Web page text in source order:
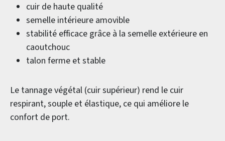
cuir de haute qualité
semelle intérieure amovible
stabilité efficace grâce à la semelle extérieure en
caoutchouc
talon ferme et stable
Le tannage végétal (cuir supérieur) rend le cuir
respirant, souple et élastique, ce qui améliore le
confort de port.